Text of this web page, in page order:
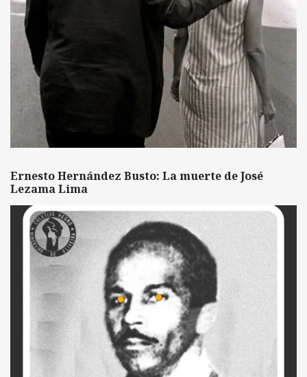
Ernesto Hernández Busto: La muerte de José
Lezama Lima